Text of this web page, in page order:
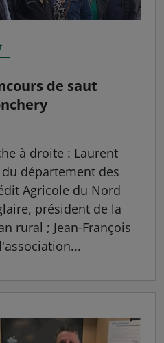
de saut
à droite : Laurent
département des
Agricole du Nord
président de la
rural ; Jean-François